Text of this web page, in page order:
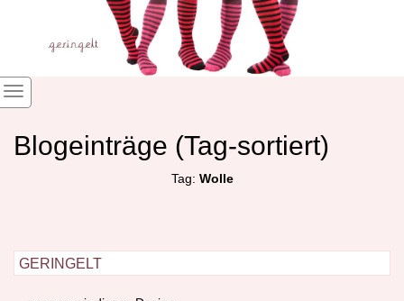
Blogeinträge (Tag-sortiert)
Tag: Wolle
geringelt